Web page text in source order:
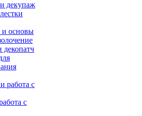
декупаж
и основы
декопатч
с